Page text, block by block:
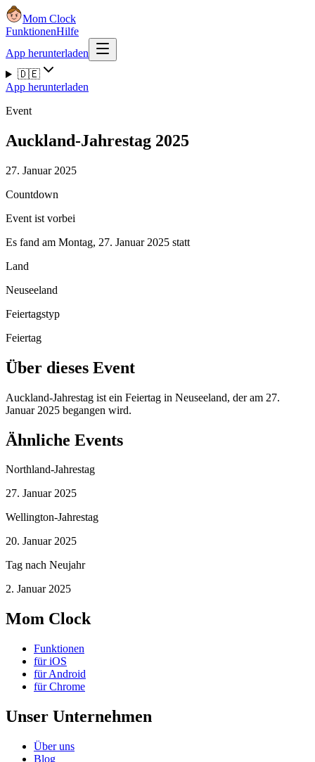
Mom Clock
FunktionenHilfe
App herunterladen
🇩🇪
App herunterladen
Event
Auckland-Jahrestag 2025
27. Januar 2025
Countdown
Event ist vorbei
Es fand am Montag, 27. Januar 2025 statt
Land
Neuseeland
Feiertagstyp
Feiertag
Über dieses Event
Auckland-Jahrestag ist ein Feiertag in Neuseeland, der am 27.
Januar 2025 begangen wird.
Ähnliche Events
Northland-Jahrestag
27. Januar 2025
Wellington-Jahrestag
20. Januar 2025
Tag nach Neujahr
2. Januar 2025
Mom Clock
Funktionen
für iOS
für Android
für Chrome
Unser Unternehmen
Über uns
Blog